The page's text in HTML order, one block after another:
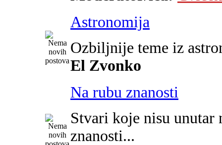
Astronomija
Ozbiljnije teme iz
El Zvonko
Na rubu znanosti
Stvari koje nisu unutar
znanosti...